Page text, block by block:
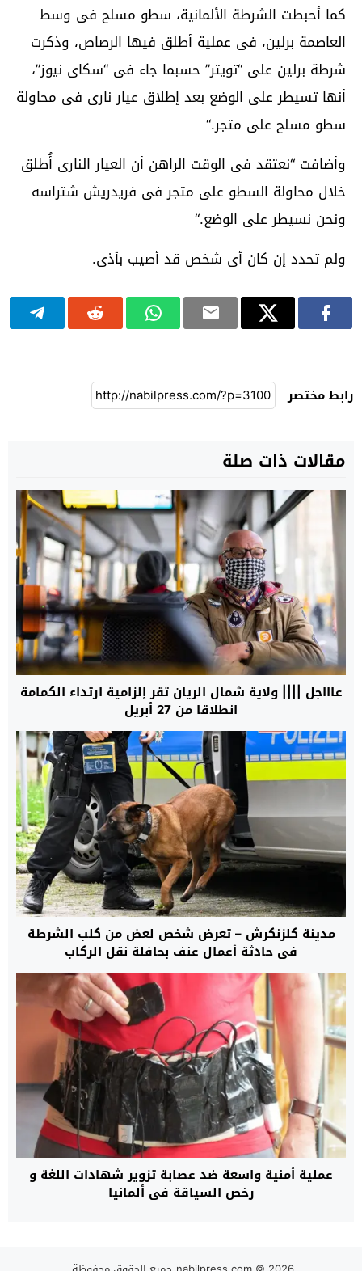
كما أحبطت الشرطة الألمانية، سطو مسلح فى وسط
العاصمة برلين، فى عملية أطلق فيها الرصاص، وذكرت
شرطة برلين على “تويتر” حسبما جاء فى “سكاى نيوز”،
أنها تسيطر على الوضع بعد إطلاق عيار نارى فى محاولة
سطو مسلح على متجر“.
وأضافت “نعتقد فى الوقت الراهن أن العيار النارى أُطلق
خلال محاولة السطو على متجر فى فريدريش شتراسه
ونحن نسيطر على الوضع“.
ولم تحدد إن كان أى شخص قد أصيب بأذى.
رابط مختصر
مقالات ذات صلة
عاااجل |||| ولاية شمال الريان تقر إلزامية ارتداء الكمامة
انطلاقا من 27 أبريل
مدينة كلزنكرش – تعرض شخص لعض من كلب الشرطة
في حادثة أعمال عنف بحافلة نقل الركاب
عملية أمنية واسعة ضد عصابة تزوير شهادات اللغة و
رخص السياقة في ألمانيا